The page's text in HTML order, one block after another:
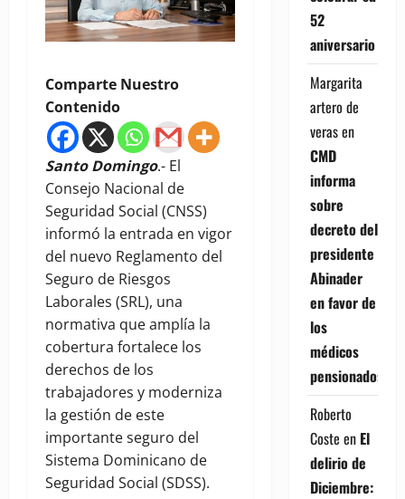
Comparte Nuestro
Contenido
Santo Domingo.- El
Consejo Nacional de
Seguridad Social (CNSS)
informó la entrada en vigor
del nuevo Reglamento del
Seguro de Riesgos
Laborales (SRL), una
normativa que amplía la
cobertura fortalece los
derechos de los
trabajadores y moderniza
la gestión de este
importante seguro del
Sistema Dominicano de
Seguridad Social (SDSS).
52
aniversario
Margarita
artero de
verasen
CMD
informa
sobre
decreto del
presidente
Abinader
en favor de
los
médicos
pensionados
Roberto
Coste en El
delirio de
Diciembre: